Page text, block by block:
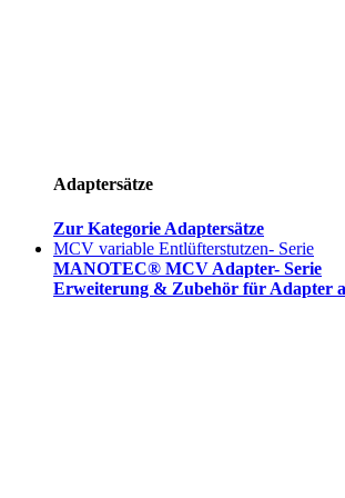
Adaptersätze
Zur Kategorie Adaptersätze
MCV variable Entlüfterstutzen- Serie
MANOTEC® MCV Adapter- Serie
Erweiterung & Zubehör für Adapter